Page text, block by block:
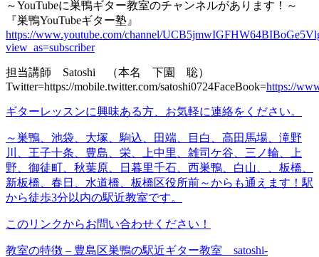
～YouTubeに巣鴨ギター教室のチャンネルがあります！～
『巣鴨YouTubeギター塾』
https://www.youtube.com/channel/
view_as=subscriber
担当講師 Satoshi （本名 下園 聡）
Twitter=https://mobile.twitter.com/satoshi0724FaceBook=https://
ギターレッスンに興味ある方、お気軽に連絡をください。
～巣鴨、池袋、大塚、駒込、田端、目白、 高田馬場、滝野
川、王子十条、豊島、栄、上中里、 雑司ケ谷、三ノ輪、上
野、 御徒町、秋葉原、日暮里千石、西巣鴨、白山、、板橋、
新板橋、春日、水道橋、板橋区役所前～からも通えます！ 駅
から徒歩3分以内の駅近教室です。
このリンクからお問い合わせ ください！
教室の特徴 – 豊島区巣鴨の駅近ギター教室 satoshi-